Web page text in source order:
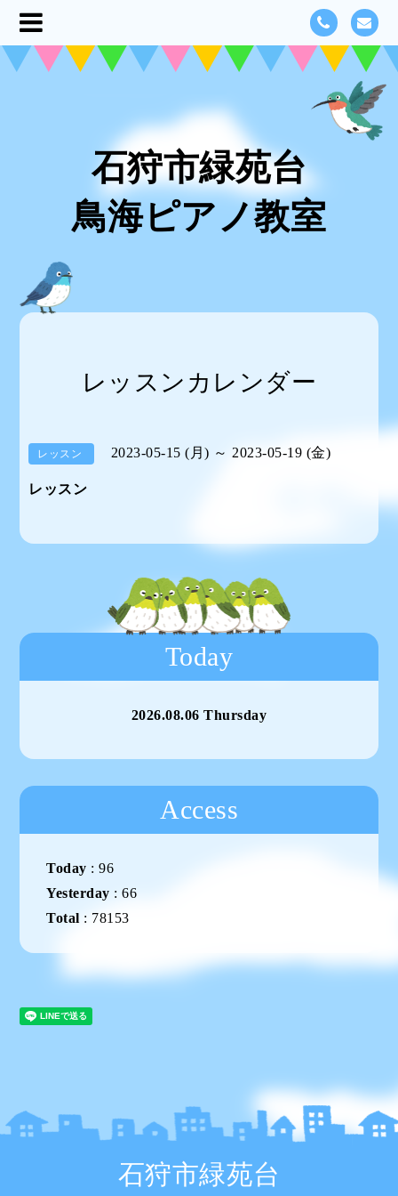
石狩市緑苑台
鳥海ピアノ教室
レッスンカレンダー
レッスン 2023-05-15 (月) ～ 2023-05-19 (金)
レッスン
Today
2026.08.06 Thursday
Access
Today :96
Yesterday :66
Total : 78153
石狩市緑苑台